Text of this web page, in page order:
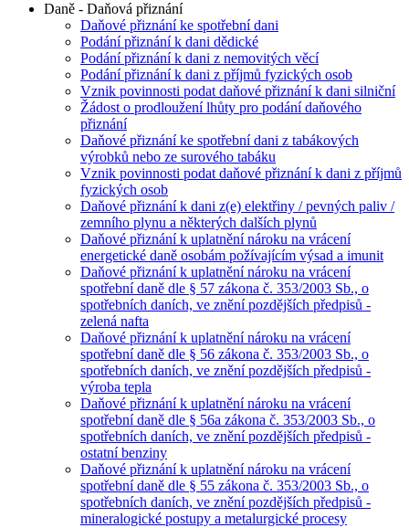
Daně - Daňová přiznání
Daňové přiznání ke spotřební dani
Podání přiznání k dani dědické
Podání přiznání k dani z nemovitých věcí
Podání přiznání k dani z příjmů fyzických osob
Vznik povinnosti podat daňové přiznání k dani silniční
Žádost o prodloužení lhůty pro podání daňového
přiznání
Daňové přiznání ke spotřební dani z tabákových
výrobků nebo ze surového tabáku
Vznik povinnosti podat daňové přiznání k dani z příjmů
fyzických osob
Daňové přiznání k dani z(e) elektřiny / pevných paliv /
zemního plynu a některých dalších plynů
Daňové přiznání k uplatnění nároku na vrácení
energetické daně osobám požívajícím výsad a imunit
Daňové přiznání k uplatnění nároku na vrácení
spotřební daně dle § 57 zákona č. 353/2003 Sb., o
spotřebních daních, ve znění pozdějších předpisů -
zelená nafta
Daňové přiznání k uplatnění nároku na vrácení
spotřební daně dle § 56 zákona č. 353/2003 Sb., o
spotřebních daních, ve znění pozdějších předpisů -
výroba tepla
Daňové přiznání k uplatnění nároku na vrácení
spotřební daně dle § 56a zákona č. 353/2003 Sb., o
spotřebních daních, ve znění pozdějších předpisů -
ostatní benziny
Daňové přiznání k uplatnění nároku na vrácení
spotřební daně dle § 55 zákona č. 353/2003 Sb., o
spotřebních daních, ve znění pozdějších předpisů -
mineralogické postupy a metalurgické procesy